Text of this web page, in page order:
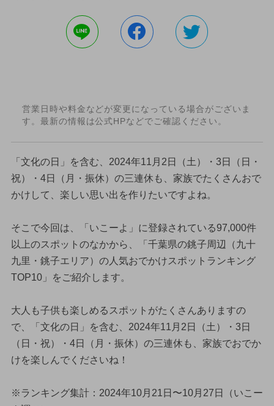
営業日時や料金などが変更になっている場合がございま
す。最新の情報は公式HPなどでご確認ください。
「文化の日」を含む、2024年11月2日（土）・3日（日・
祝）・4日（月・振休）の三連休も、家族でたくさんおで
かけして、楽しい思い出を作りたいですよね。
そこで今回は、「いこーよ」に登録されている97,000件
以上のスポットのなかから、「千葉県の銚子周辺（九十
九里・銚子エリア）の人気おでかけスポットランキング
TOP10」をご紹介します。
大人も子供も楽しめるスポットがたくさんありますの
で、「文化の日」を含む、2024年11月2日（土）・3日
（日・祝）・4日（月・振休）の三連休も、家族でおでか
けを楽しんでくださいね！
※ランキング集計：2024年10月21日〜10月27日（いこー